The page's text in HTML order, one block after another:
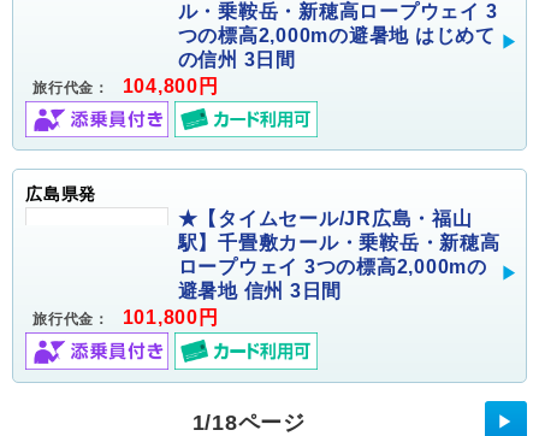
ル・乗鞍岳・新穂高ロープウェイ 3
つの標高2,000mの避暑地 はじめて
の信州 3日間
旅行代金： 104,800円
広島県発
★【タイムセール/JR広島・福山
駅】千畳敷カール・乗鞍岳・新穂高
ロープウェイ 3つの標高2,000mの
避暑地 信州 3日間
旅行代金： 101,800円
1/18ページ ▶